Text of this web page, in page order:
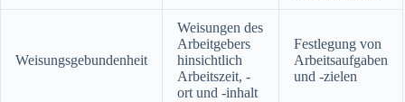
Weisungsgebundenheit
Weisungen des
Arbeitgebers
hinsichtlich
Arbeitszeit, -
ort und -inhalt
Festlegung von
Arbeitsaufgaben
und -zielen